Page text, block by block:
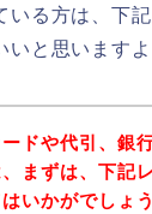
る方は、下
いと思います
ドや代引、銀
まずは、下記
いかがでしょ